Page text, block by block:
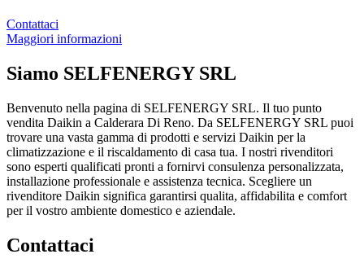
Contattaci
Maggiori informazioni
Siamo SELFENERGY SRL
Benvenuto nella pagina di SELFENERGY SRL. Il tuo punto
vendita Daikin a Calderara Di Reno. Da SELFENERGY SRL puoi
trovare una vasta gamma di prodotti e servizi Daikin per la
climatizzazione e il riscaldamento di casa tua. I nostri rivenditori
sono esperti qualificati pronti a fornirvi consulenza personalizzata,
installazione professionale e assistenza tecnica. Scegliere un
rivenditore Daikin significa garantirsi qualita, affidabilita e comfort
per il vostro ambiente domestico e aziendale.
Contattaci